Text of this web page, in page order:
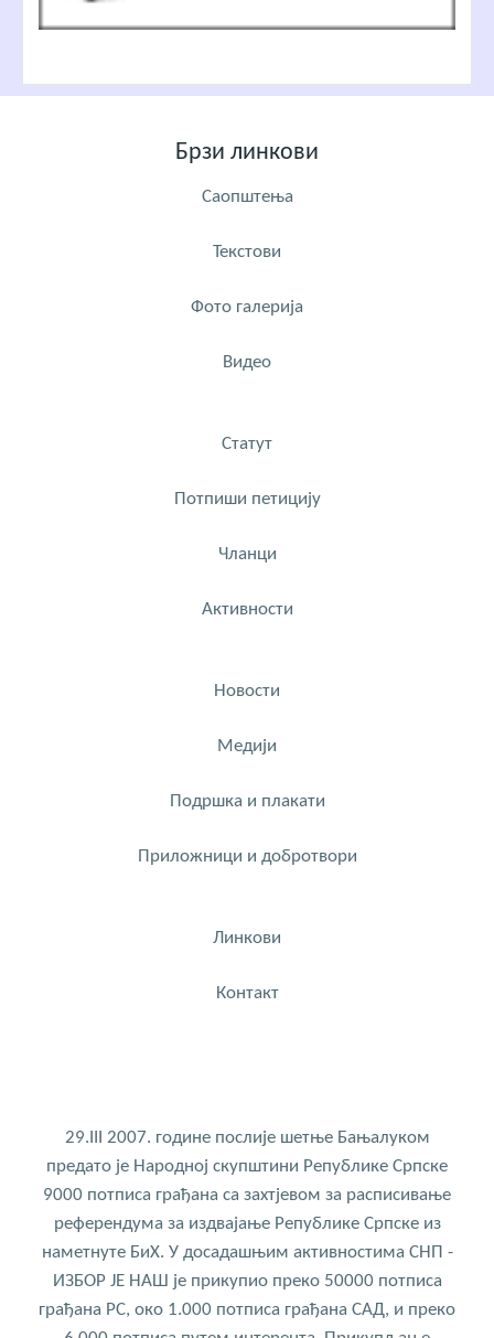
Брзи линкови
Саопштења
Текстови
Фото галерија
Видео
Статут
Потпиши петицију
Чланци
Активности
Новости
Медији
Подршка и плакати
Приложници и добротвори
Линкови
Контакт
29.III 2007. године послије шетње Бањалуком
предато је Народној скупштини Републике Српске
9000 потписа грађана са захтјевом за расписивање
референдума за издвајање Републике Српске из
наметнуте БиХ. У досадашњим активностима СНП -
ИЗБОР ЈЕ НАШ је прикупио преко 50000 потписа
грађана РС, око 1.000 потписа грађана САД, и преко